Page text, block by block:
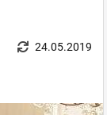
24.05.2019